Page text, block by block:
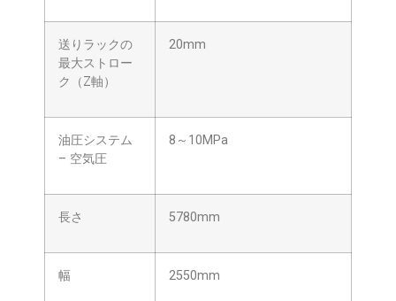
送りラックの
最大ストロー
ク（Z軸）
20mm
油圧システム
– 空気圧
8～10MPa
長さ 5780mm
幅 2550mm